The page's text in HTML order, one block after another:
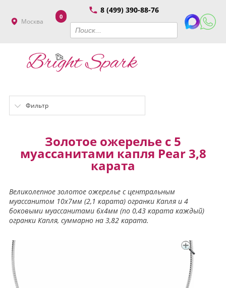
Москва
8 (499) 390-88-76
0
Фильтр
Золотое ожерелье с 5
муассанитами капля Pear 3,8
карата
Великолепное золотое ожерелье с центральным
муассанитом 10х7мм (2,1 карата) огранки Капля и 4
боковыми муассанитами 6х4мм (по 0,43 карата каждый)
огранки Капля, суммарно на 3,82 карата.